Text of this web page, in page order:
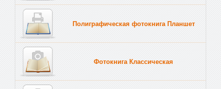
Полиграфическая фотокнига Планшет
Фотокнига Классическая